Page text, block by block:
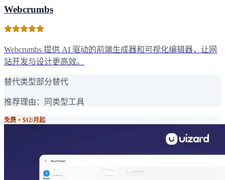
Webcrumbs
Webcrumbs 提供 AI 驱动的前端生成器和可视化编辑器，让网
站开发与设计更高效。
替代类型部分替代
推荐理由： 同类型工具
免费 + $12/月起